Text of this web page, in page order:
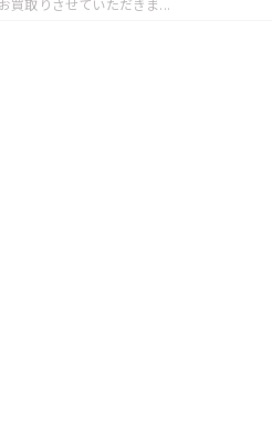
買取りさせていただきま...